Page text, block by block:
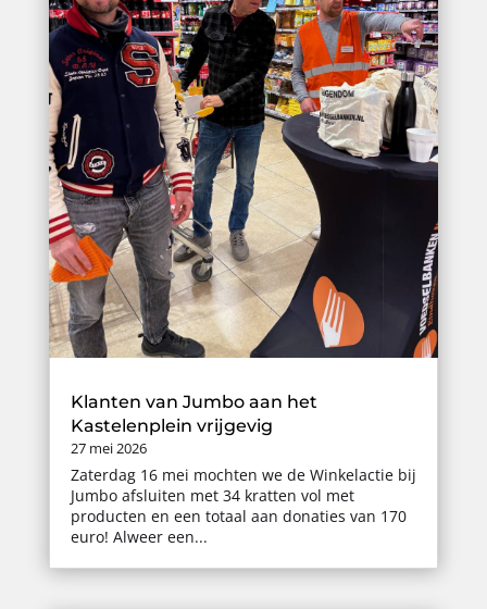
Klanten van Jumbo aan het
Kastelenplein vrijgevig
27 mei 2026
Zaterdag 16 mei mochten we de Winkelactie bij
Jumbo afsluiten met 34 kratten vol met
producten en een totaal aan donaties van 170
euro! Alweer een...